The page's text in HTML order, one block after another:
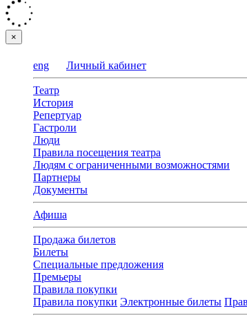
×
eng Личный кабинет
Театр
История
Репертуар
Гастроли
Люди
Правила посещения театра
Людям с ограниченными возможностями
Партнеры
Документы
Афиша
Продажа билетов
Билеты
Специальные предложения
Премьеры
Правила покупки
Правила покупки Электронные билеты